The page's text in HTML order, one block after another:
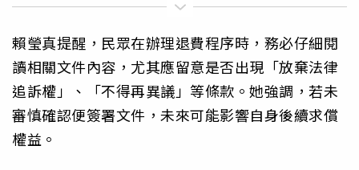
賴瑩真提醒，民眾在辦理退費程序時，務必仔細閱
讀相關文件內容，尤其應留意是否出現「放棄法律
追訴權」、「不得再異議」等條款。她強調，若未
審慎確認便簽署文件，未來可能影響自身後續求償
權益。